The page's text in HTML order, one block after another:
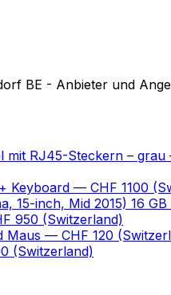
BE - Anbieter und
mit RJ45-Steckern – grau
Keyboard — CHF 1100
15-inch, Mid 2015) 16 GB
950 (Switzerland)
Maus — CHF 120
(Switzerland)